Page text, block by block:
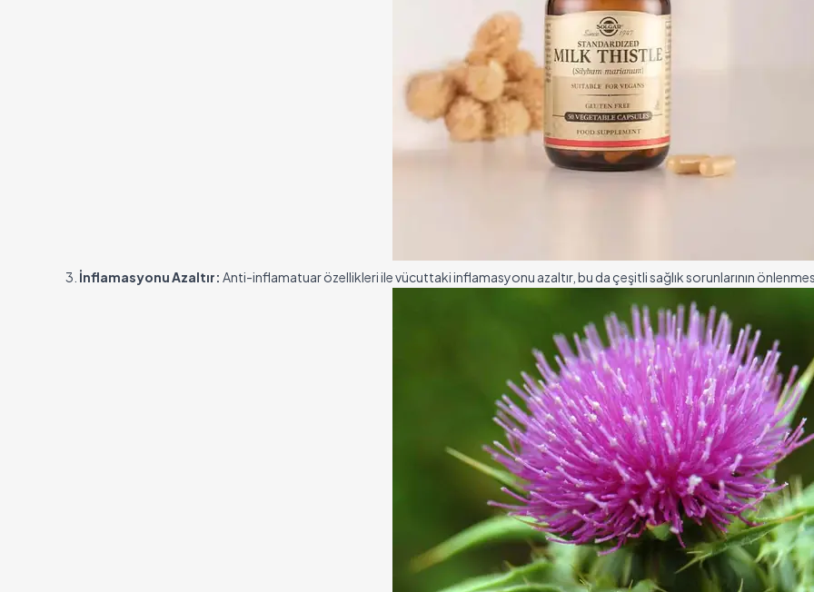
3. İnflamasyonu Azaltır: Anti-inflamatuar özellikleri ile vücuttaki inflamasyonu azaltır, bu da çeşitli sağlık sorunlarının